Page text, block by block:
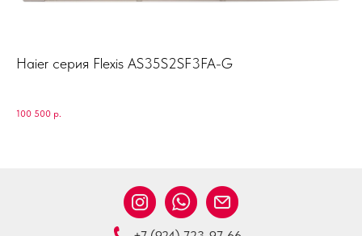
Haier серия Flexis AS35S2SF3FA-G
100 500 р.